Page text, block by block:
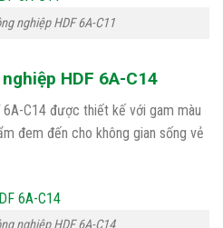
nghiệp HDF 6A-C11
HDF 6A-C14
6A-C14 được thiết kế với gam màu
đem đến cho không gian sống vẻ